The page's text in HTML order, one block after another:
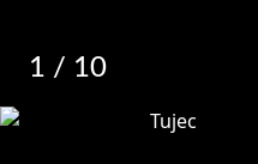
1 / 10